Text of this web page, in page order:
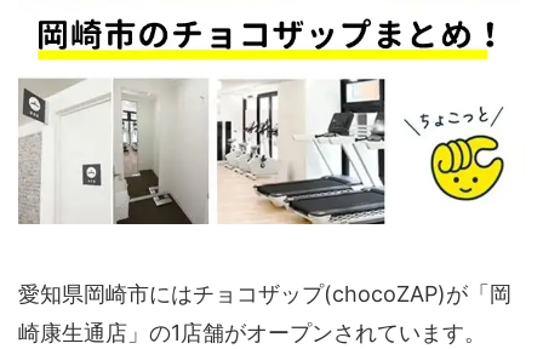
愛知県岡崎市にはチョコザップ(chocoZAP)が「岡
崎康生通店」の1店舗がオープンされています。